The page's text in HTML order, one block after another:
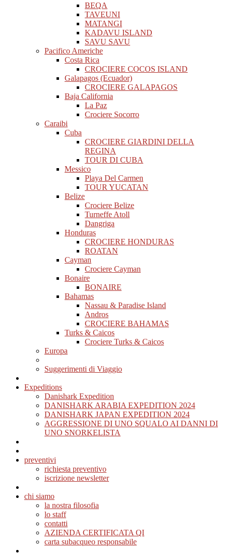
BEQA
TAVEUNI
MATANGI
KADAVU ISLAND
SAVU SAVU
Pacifico Americhe
Costa Rica
CROCIERE COCOS ISLAND
Galapagos (Ecuador)
CROCIERE GALAPAGOS
Baja California
La Paz
Crociere Socorro
Caraibi
Cuba
CROCIERE GIARDINI DELLA
REGINA
TOUR DI CUBA
Messico
Playa Del Carmen
TOUR YUCATAN
Belize
Crociere Belize
Turneffe Atoll
Dangriga
Honduras
CROCIERE HONDURAS
ROATAN
Cayman
Crociere Cayman
Bonaire
BONAIRE
Bahamas
Nassau & Paradise Island
Andros
CROCIERE BAHAMAS
Turks & Caicos
Crociere Turks & Caicos
Europa
Suggerimenti di Viaggio
Expeditions
Danishark Expedition
DANISHARK ARABIA EXPEDITION 2024
DANISHARK JAPAN EXPEDITION 2024
AGGRESSIONE DI UNO SQUALO AI DANNI DI
UNO SNORKELISTA
preventivi
richiesta preventivo
iscrizione newsletter
chi siamo
la nostra filosofia
lo staff
contatti
AZIENDA CERTIFICATA QI
carta subacqueo responsabile